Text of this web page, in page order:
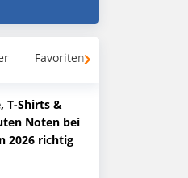
Favoriten
T-Shirts &
Noten bei
2026 richtig